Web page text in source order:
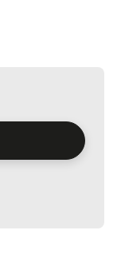
профиль
в одном